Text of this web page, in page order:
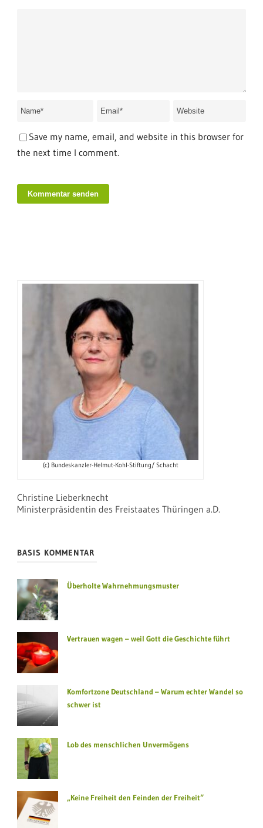
Save my name, email, and website in this browser for
the next time I comment.
(c) Bundeskanzler-Helmut-Kohl-Stiftung/ Schacht
Christine Lieberknecht
Ministerpräsidentin des Freistaates Thüringen a.D.
BASIS KOMMENTAR
Überholte Wahrnehmungsmuster
Vertrauen wagen – weil Gott die Geschichte führt
Komfortzone Deutschland – Warum echter Wandel so
schwer ist
Lob des menschlichen Unvermögens
„Keine Freiheit den Feinden der Freiheit“